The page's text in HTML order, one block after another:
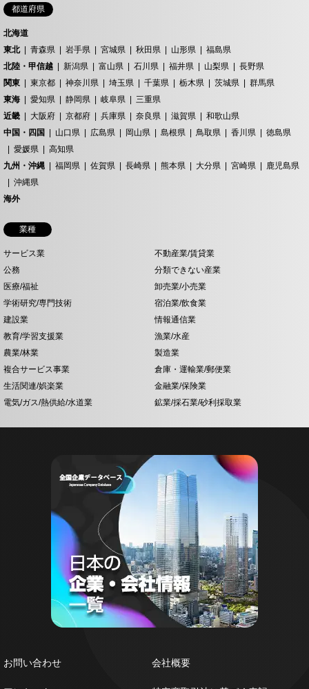
都道府県
北海道
東北
青森県 岩手県 宮城県 秋田県 山形県
福島県
北陸・甲信越
新潟県 富山県 石川県 福井県 山梨県
長野県
関東
東京都 神奈川県 埼玉県 千葉県 栃木県 茨城県
群馬県
東海
愛知県 静岡県 岐阜県
三重県
近畿
大阪府 京都府 兵庫県 奈良県 滋賀県
和歌山県
中国・四国
山口県 広島県 岡山県 島根県 鳥取県 香川県
徳島県
愛媛県
高知県
九州・沖縄
福岡県 佐賀県 長崎県 熊本県 大分県 宮崎県
鹿児島県
沖縄県
海外
業種
サービス業
不動産業/賃貸業
公務
分類できない産業
医療/福祉
卸売業/小売業
学術研究/専門技術
宿泊業/飲食業
建設業
情報通信業
教育/学習支援業
漁業/水産
農業/林業
製造業
複合サービス事業
倉庫・運輸業/郵便業
生活関連/娯楽業
金融業/保険業
電気/ガス/熱供給/水道業
鉱業/採石業/砂利採取業
お問い合わせ 会社概要